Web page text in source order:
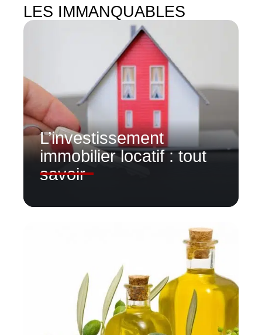
LES IMMANQUABLES
L’investissement
immobilier locatif : tout
savoir